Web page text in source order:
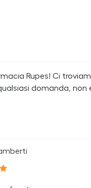
Rupes! Ci
domanda,